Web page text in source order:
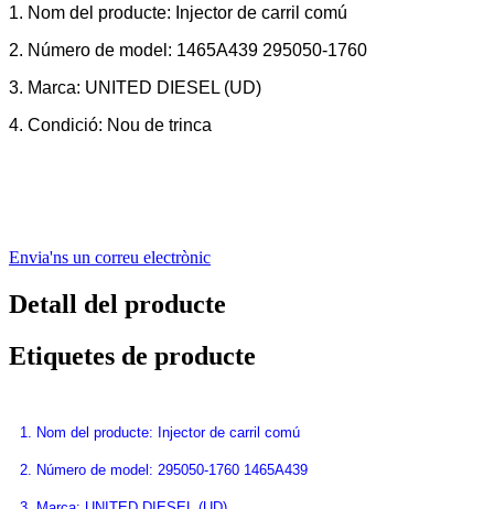
1. Nom del producte: Injector de carril comú
2. Número de model: 1465A439 295050-1760
3. Marca: UNITED DIESEL (UD)
4. Condició: Nou de trinca
Envia'ns un correu electrònic
Detall del producte
Etiquetes de producte
1. Nom del producte: Injector de carril comú
2. Número de model: 295050-1760 1465A439